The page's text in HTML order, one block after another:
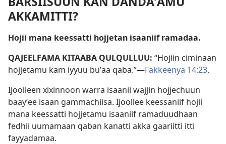
AKKAMITTI?
Hojii mana keessatti hojjetan isaaniif ramadaa.
QAJEELFAMA KITAABA QULQULLUU: “Hojiin ciminaan
hojjetamu kam iyyuu buʼaa qaba.”—Fakkeenya 14:23.
Ijoolleen xixinnoon warra isaanii wajjin hojjechuun
baayʼee isaan gammachiisa. Ijoollee keessaniif hojii
mana keessatti hojjetamu isaaniif ramaduudhaan
fedhii uumamaan qaban kanatti akka gaariitti itti
fayyadamaa.